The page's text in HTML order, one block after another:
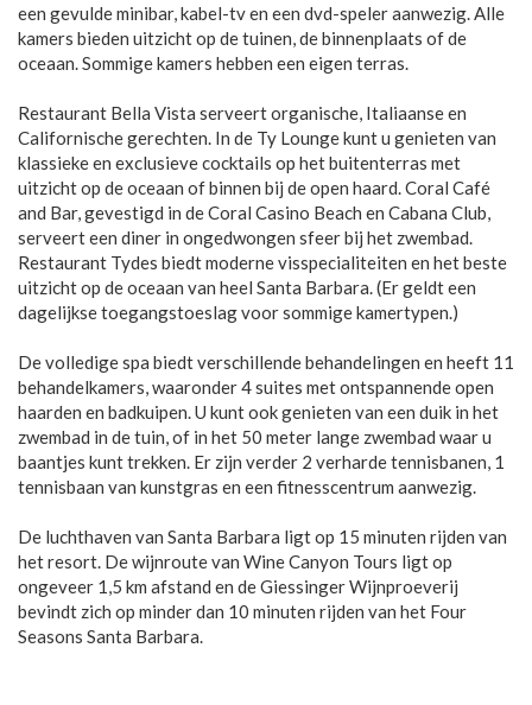
een gevulde minibar, kabel-tv en een dvd-speler aanwezig. Alle
kamers bieden uitzicht op de tuinen, de binnenplaats of de
oceaan. Sommige kamers hebben een eigen terras.
Restaurant Bella Vista serveert organische, Italiaanse en
Californische gerechten. In de Ty Lounge kunt u genieten van
klassieke en exclusieve cocktails op het buitenterras met
uitzicht op de oceaan of binnen bij de open haard. Coral Café
and Bar, gevestigd in de Coral Casino Beach en Cabana Club,
serveert een diner in ongedwongen sfeer bij het zwembad.
Restaurant Tydes biedt moderne visspecialiteiten en het beste
uitzicht op de oceaan van heel Santa Barbara. (Er geldt een
dagelijkse toegangstoeslag voor sommige kamertypen.)
De volledige spa biedt verschillende behandelingen en heeft 11
behandelkamers, waaronder 4 suites met ontspannende open
haarden en badkuipen. U kunt ook genieten van een duik in het
zwembad in de tuin, of in het 50 meter lange zwembad waar u
baantjes kunt trekken. Er zijn verder 2 verharde tennisbanen, 1
tennisbaan van kunstgras en een fitnesscentrum aanwezig.
De luchthaven van Santa Barbara ligt op 15 minuten rijden van
het resort. De wijnroute van Wine Canyon Tours ligt op
ongeveer 1,5 km afstand en de Giessinger Wijnproeverij
bevindt zich op minder dan 10 minuten rijden van het Four
Seasons Santa Barbara.